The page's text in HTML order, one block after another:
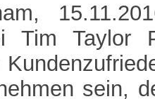
Tim Taylor
sein,